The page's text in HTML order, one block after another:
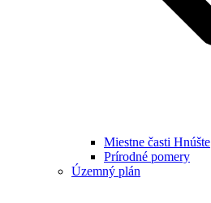
Miestne časti Hnúšte
Prírodné pomery
Územný plán